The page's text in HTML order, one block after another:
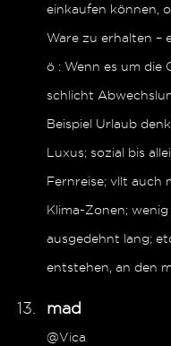
einkaufen können,
Ware zu erhalten –
ö : Wenn es um die
schlicht
Beispiel Urlaub
Luxus; sozial bis
Fernreise; vllt auch
Klima-Zonen;
ausgedehnt lang;
entstehen, an den
mad
@Vica